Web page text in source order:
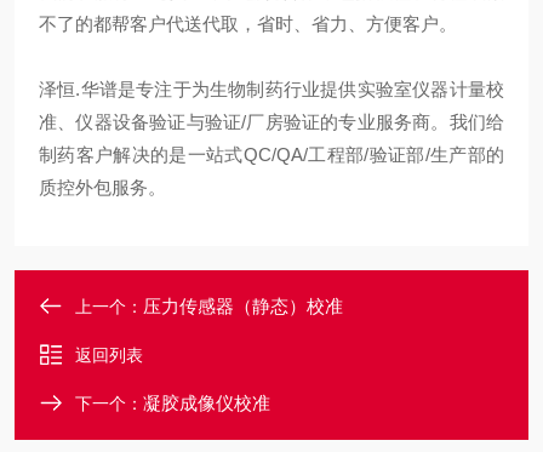
不了的都帮客户代送代取，省时、省力、方便客户。
泽恒.华谱是专注于为生物制药行业提供实验室仪器计量校
准、仪器设备验证与验证/厂房验证的专业服务商。我们给
制药客户解决的是一站式QC/QA/工程部/验证部/生产部的
质控外包服务。
上一个： 压力传感器（静态）校准
返回列表
下一个： 凝胶成像仪校准